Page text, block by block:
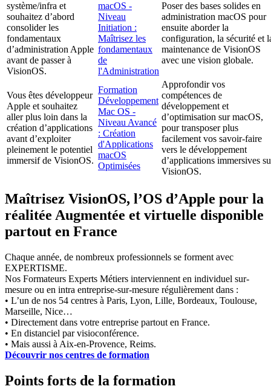
système/infra et
souhaitez d’abord
consolider les
fondamentaux
d’administration Apple
avant de passer à
VisionOS.
macOS -
Niveau
Initiation :
Maîtrisez les
fondamentaux
de
l'Administration
Poser des bases solides en
administration macOS pour
ensuite aborder la
configuration, la sécurité et
maintenance de VisionOS
avec une vision globale.
Vous êtes développeur
Apple et souhaitez
aller plus loin dans la
création d’applications
avant d’exploiter
pleinement le potentiel
immersif de VisionOS.
Formation
Développement
Mac OS -
Niveau Avancé
: Création
d'Applications
macOS
Optimisées
Approfondir vos
compétences de
développement et
d’optimisation sur macOS,
pour transposer plus
facilement vos savoir-faire
vers le développement
d’applications immersives
VisionOS.
Maîtrisez VisionOS, l’OS d’Apple pour la
réalitée Augmentée et virtuelle disponible
partout en France
Chaque année, de nombreux professionnels se forment avec
EXPERTISME.
Nos Formateurs Experts Métiers interviennent en individuel sur-
mesure ou en intra entreprise-sur-mesure régulièrement dans :
• L’un de nos 54 centres à Paris, Lyon, Lille, Bordeaux, Toulouse,
Marseille, Nice…
• Directement dans votre entreprise partout en France.
• En distanciel par visioconférence.
• Mais aussi à Aix-en-Provence, Reims.
Découvrir nos centres de formation
Points forts de la formation